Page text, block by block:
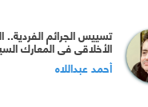
تسييس الجرائم
الأخلاقي في المعارك
أحمد عبداللاه